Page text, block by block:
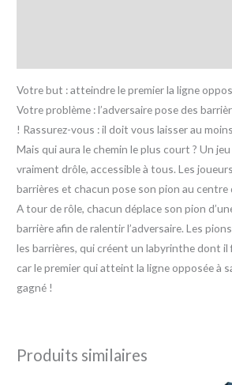
Votre but : atteindre le premier la ligne
Votre problème : l’adversaire pose des
! Rassurez-vous : il doit vous laisser au
Mais qui aura le chemin le plus court ? Un
vraiment drôle, accessible à tous. Les
barrières et chacun pose son pion au centre
A tour de rôle, chacun déplace son pion
barrière afin de ralentir l’adversaire. Les
les barrières, qui créent un labyrinthe dont
car le premier qui atteint la ligne opposée à
gagné !
Produits similaires